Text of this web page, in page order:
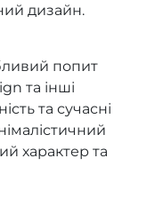
дизайн.
попит
та інші
та сучасні
характер та